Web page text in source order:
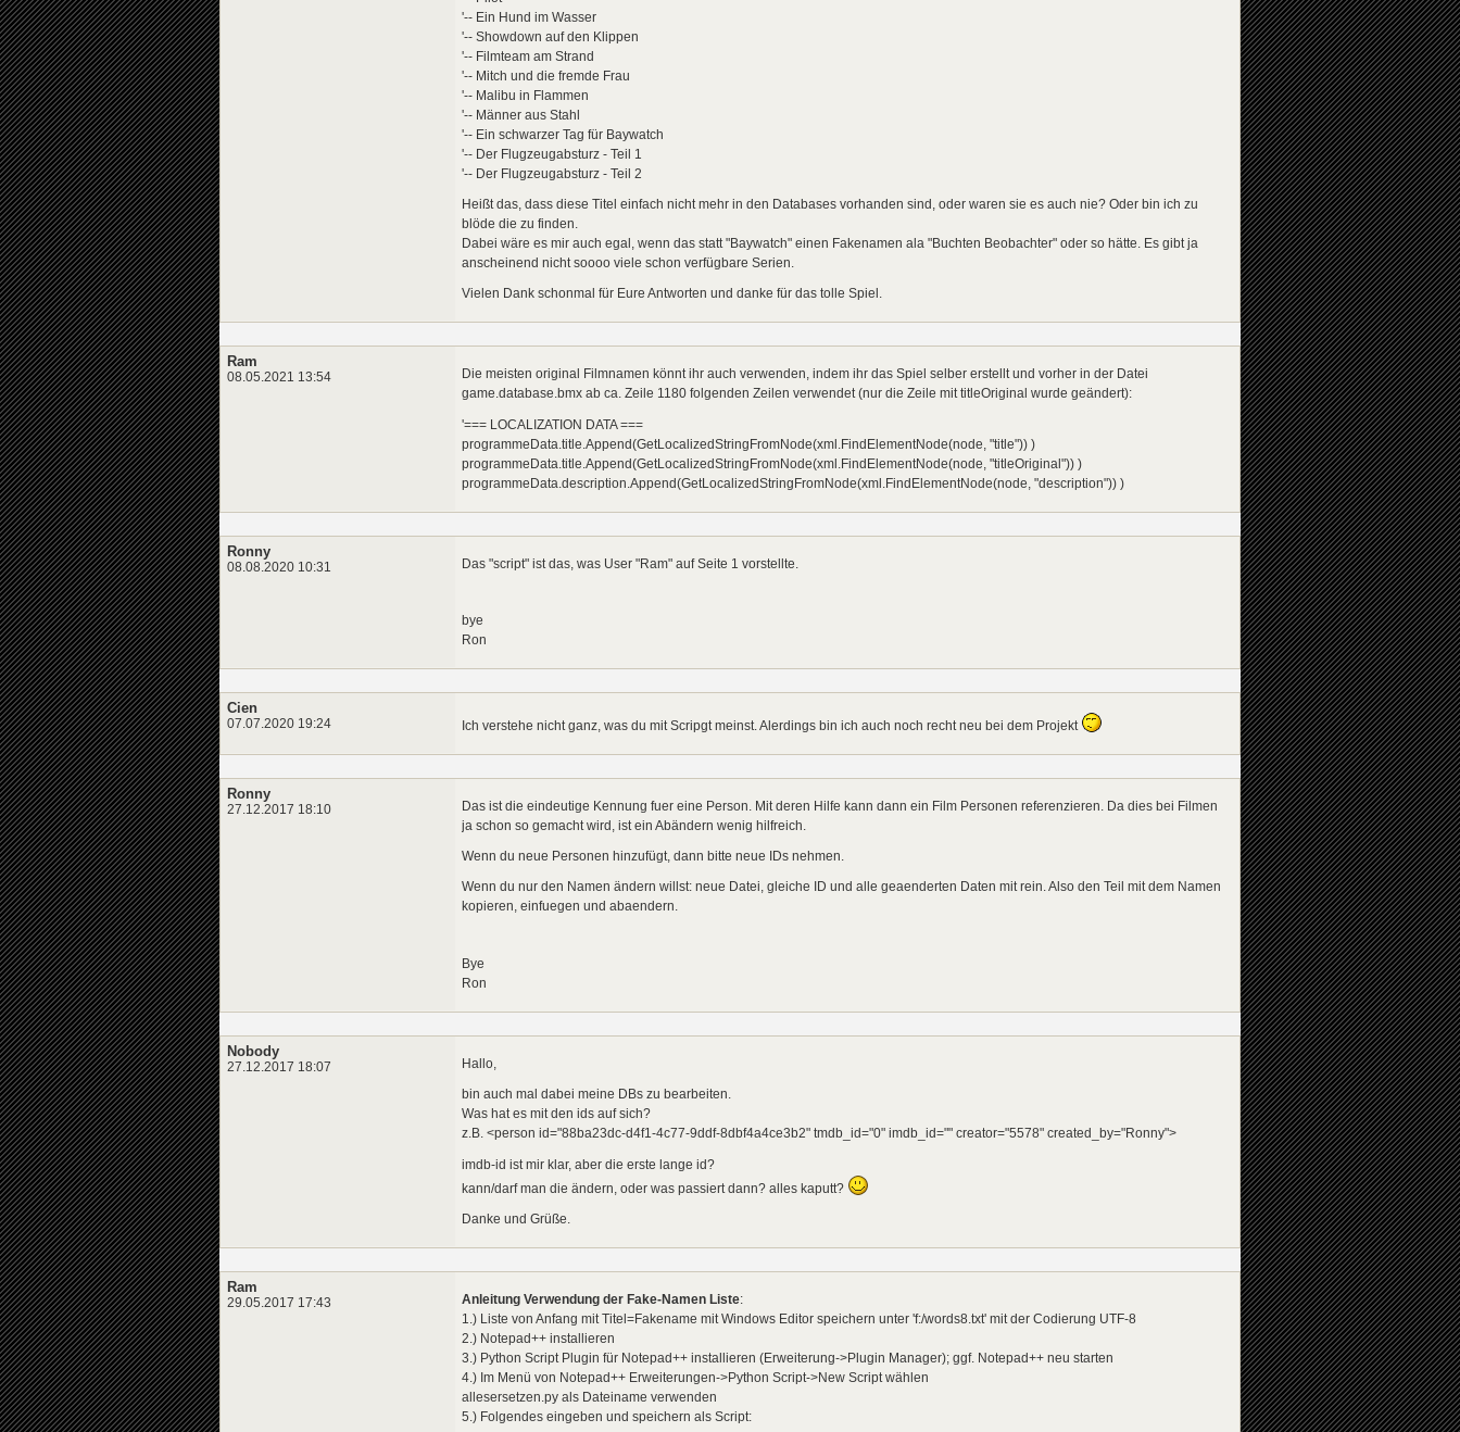
'-- Ein Hund im Wasser
'-- Showdown auf den Klippen
'-- Filmteam am Strand
'-- Mitch und die fremde Frau
'-- Malibu in Flammen
'-- Männer aus Stahl
'-- Ein schwarzer Tag für Baywatch
'-- Der Flugzeugabsturz - Teil 1
'-- Der Flugzeugabsturz - Teil 2
Heißt das, dass diese Titel einfach nicht mehr in den Databases vorhanden sind, oder waren sie es auch nie? Oder bin ich zu
blöde die zu finden.
Dabei wäre es mir auch egal, wenn das statt "Baywatch" einen Fakenamen ala "Buchten Beobachter" oder so hätte. Es gibt ja
anscheinend nicht soooo viele schon verfügbare Serien.
Vielen Dank schonmal für Eure Antworten und danke für das tolle Spiel.
Ram
08.05.2021 13:54
Die meisten original Filmnamen könnt ihr auch verwenden, indem ihr das Spiel selber erstellt und vorher in der Datei
game.database.bmx ab ca. Zeile 1180 folgenden Zeilen verwendet (nur die Zeile mit titleOriginal wurde geändert):
'=== LOCALIZATION DATA ===
programmeData.title.Append(GetLocalizedStringFromNode(xml.FindElementNode(node, "title")) )
programmeData.title.Append(GetLocalizedStringFromNode(xml.FindElementNode(node, "titleOriginal")) )
programmeData.description.Append(GetLocalizedStringFromNode(xml.FindElementNode(node, "description")) )
Ronny
08.08.2020 10:31 Das "script" ist das, was User "Ram" auf Seite 1 vorstellte.
bye
Ron
Cien
07.07.2020 19:24 Ich verstehe nicht ganz, was du mit Scripgt meinst. Alerdings bin ich auch noch recht neu bei dem Projekt
Ronny
27.12.2017 18:10
Das ist die eindeutige Kennung fuer eine Person. Mit deren Hilfe kann dann ein Film Personen referenzieren. Da dies bei Filmen
ja schon so gemacht wird, ist ein Abändern wenig hilfreich.
Wenn du neue Personen hinzufügt, dann bitte neue IDs nehmen.
Wenn du nur den Namen ändern willst: neue Datei, gleiche ID und alle geaenderten Daten mit rein. Also den Teil mit dem Namen
kopieren, einfuegen und abaendern.
Bye
Ron
Nobody
27.12.2017 18:07 Hallo,
bin auch mal dabei meine DBs zu bearbeiten.
Was hat es mit den ids auf sich?
z.B. <person id="88ba23dc-d4f1-4c77-9ddf-8dbf4a4ce3b2" tmdb_id="0" imdb_id="" creator="5578" created_by="Ronny">
imdb-id ist mir klar, aber die erste lange id?
kann/darf man die ändern, oder was passiert dann? alles kaputt?
Danke und Grüße.
Ram
29.05.2017 17:43 Anleitung Verwendung der Fake-Namen Liste:
1.) Liste von Anfang mit Titel=Fakename mit Windows Editor speichern unter 'f:/words8.txt' mit der Codierung UTF-8
2.) Notepad++ installieren
3.) Python Script Plugin für Notepad++ installieren (Erweiterung->Plugin Manager); ggf. Notepad++ neu starten
4.) Im Menü von Notepad++ Erweiterungen->Python Script->New Script wählen
allesersetzen.py als Dateiname verwenden
5.) Folgendes eingeben und speichern als Script: